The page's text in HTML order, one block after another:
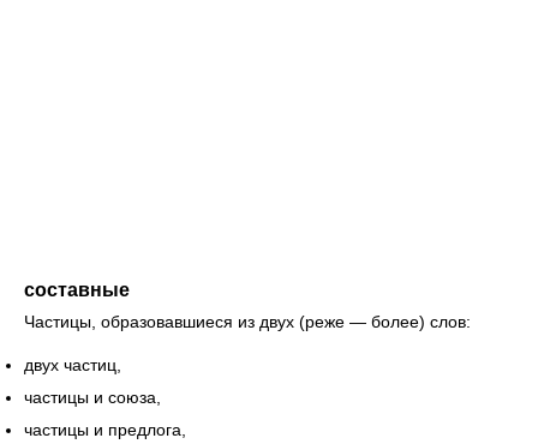
составные
Частицы, образовавшиеся из двух (реже — более) слов:
двух частиц,
частицы и союза,
частицы и предлога,